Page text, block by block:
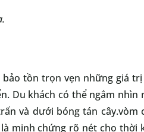
bảo tồn trọn vẹn những giá
Du khách có thể ngắm
và dưới bóng tán
minh chứng rõ nét cho thời